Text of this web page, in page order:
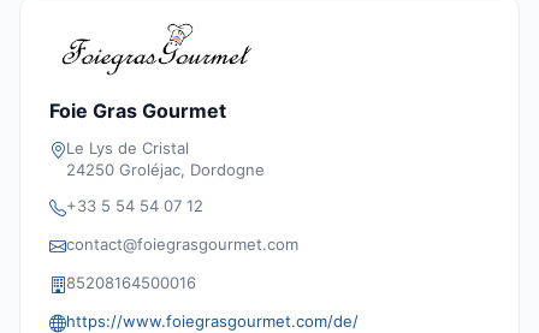
Foie Gras Gourmet
Le Lys de Cristal
24250 Groléjac, Dordogne
+33 5 54 54 07 12
contact@foiegrasgourmet.com
85208164500016
https://www.foiegrasgourmet.com/de/